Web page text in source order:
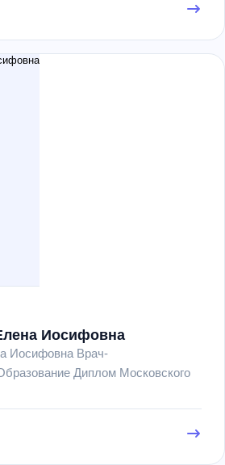
Иосифовна
Иосифовна Врач-
Московского